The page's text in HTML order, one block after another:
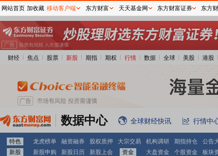
财经 焦点 股票 新股 期指 期权 行情 数据 全球 美股 港股
数据中心 全球财经快讯 行情中
特色 龙虎榜单 融资融券 股权质押 大宗交易 机构调研 期指持仓
公告
新股
新股申购 新股日历 新股上会 资金 大盘资金 个股资金 板块
网站首页 加收藏 移动客户端 东方财富 天天基金网 东方财富证券 东方